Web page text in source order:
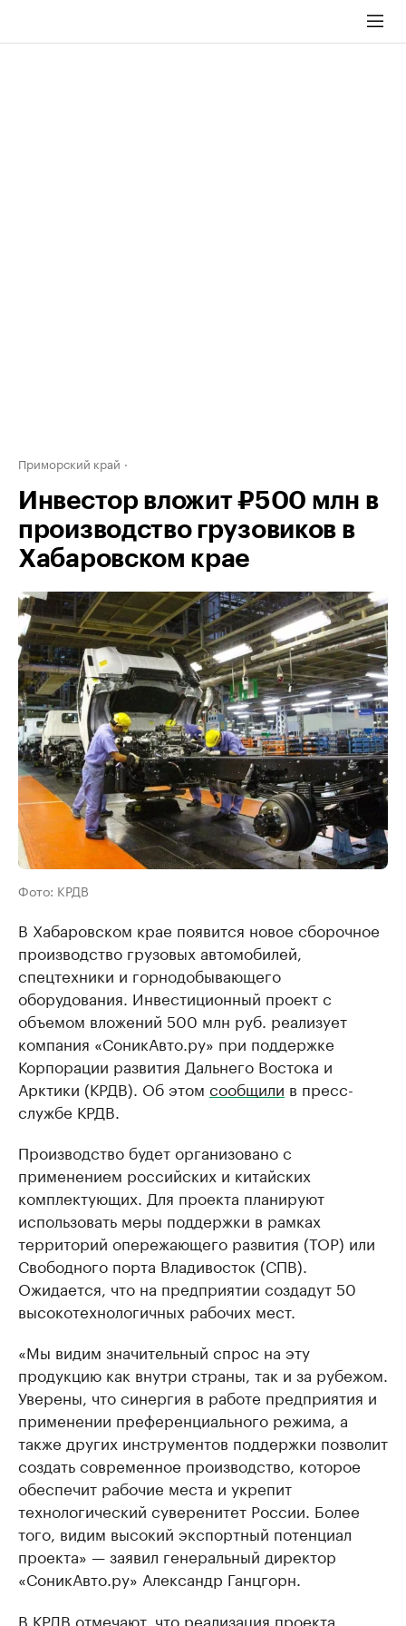
Приморский край
Инвестор вложит ₽500 млн в
производство грузовиков в
Хабаровском крае
Фото: КРДВ
В Хабаровском крае появится новое сборочное
производство грузовых автомобилей,
спецтехники и горнодобывающего
оборудования. Инвестиционный проект с
объемом вложений 500 млн руб. реализует
компания «СоникАвто.ру» при поддержке
Корпорации развития Дальнего Востока и
Арктики (КРДВ). Об этом сообщили в пресс-
службе КРДВ.
Производство будет организовано с
применением российских и китайских
комплектующих. Для проекта планируют
использовать меры поддержки в рамках
территорий опережающего развития (ТОР) или
Свободного порта Владивосток (СПВ).
Ожидается, что на предприятии создадут 50
высокотехнологичных рабочих мест.
«Мы видим значительный спрос на эту
продукцию как внутри страны, так и за рубежом.
Уверены, что синергия в работе предприятия и
применении преференциального режима, а
также других инструментов поддержки позволит
создать современное производство, которое
обеспечит рабочие места и укрепит
технологический суверенитет России. Более
того, видим высокий экспортный потенциал
проекта» — заявил генеральный директор
«СоникАвто.ру» Александр Ганцгорн.
В КРДВ отмечают, что реализация проекта